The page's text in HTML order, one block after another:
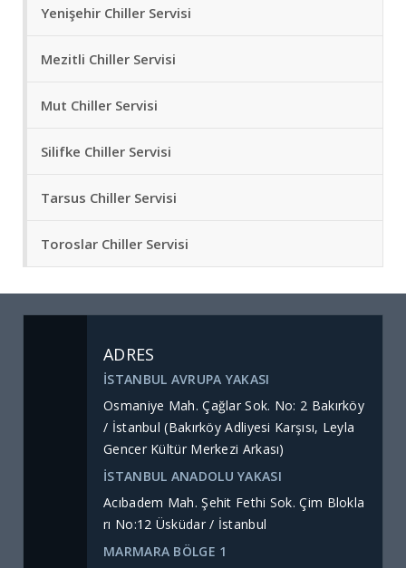
Yenişehir Chiller Servisi
Mezitli Chiller Servisi
Mut Chiller Servisi
Silifke Chiller Servisi
Tarsus Chiller Servisi
Toroslar Chiller Servisi
ADRES
İSTANBUL AVRUPA YAKASI
Osmaniye Mah. Çağlar Sok. No: 2 Bakırköy
/ İstanbul (Bakırköy Adliyesi Karşısı, Leyla
Gencer Kültür Merkezi Arkası)
İSTANBUL ANADOLU YAKASI
Acıbadem Mah. Şehit Fethi Sok. Çim Blokla
rı No:12 Üsküdar / İstanbul
MARMARA BÖLGE 1